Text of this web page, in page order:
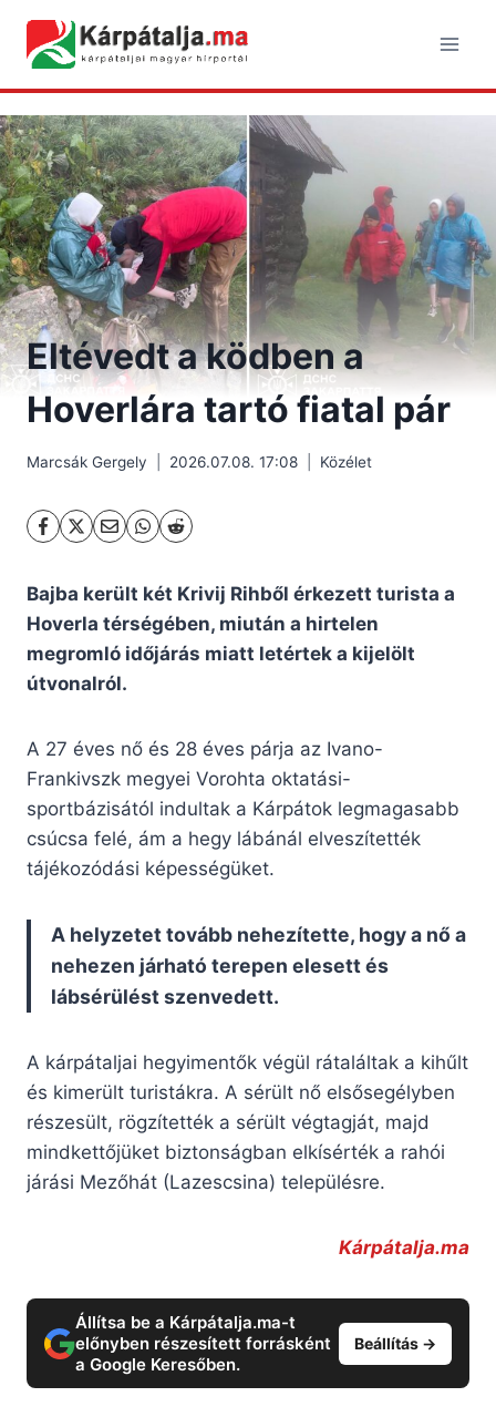
content
Eltévedt a ködben a
Hoverlára tartó fiatal pár
Marcsák Gergely 2026.07.08. 17:08 Közélet
Bajba került két Krivij Rihből érkezett turista a
Hoverla térségében, miután a hirtelen
megromló időjárás miatt letértek a kijelölt
útvonalról.
A 27 éves nő és 28 éves párja az Ivano-
Frankivszk megyei Vorohta oktatási-
sportbázisától indultak a Kárpátok legmagasabb
csúcsa felé, ám a hegy lábánál elveszítették
tájékozódási képességüket.
A helyzetet tovább nehezítette, hogy a nő a
nehezen járható terepen elesett és
lábsérülést szenvedett.
A kárpátaljai hegyimentők végül rátaláltak a kihűlt
és kimerült turistákra. A sérült nő elsősegélyben
részesült, rögzítették a sérült végtagját, majd
mindkettőjüket biztonságban elkísérték a rahói
járási Mezőhát (Lazescsina) településre.
Kárpátalja.ma
Állítsa be a Kárpátalja.ma-t
előnyben részesített forrásként
a Google Keresőben.
Beállítás →